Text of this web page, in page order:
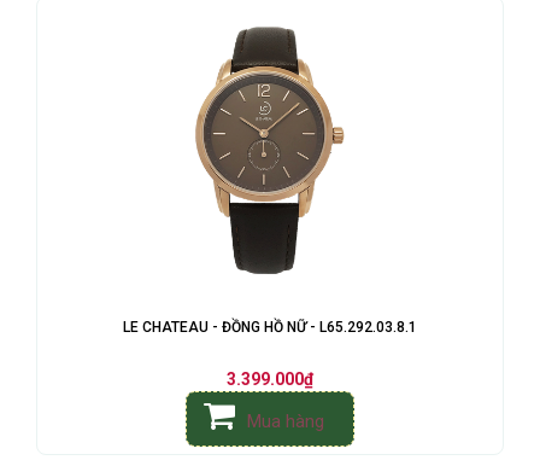
LE CHATEAU - ĐỒNG HỒ NỮ - L65.292.03.8.1
3.399.000₫
Mua hàng